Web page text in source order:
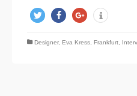
info
Designer, Eva Kress Frankfurt